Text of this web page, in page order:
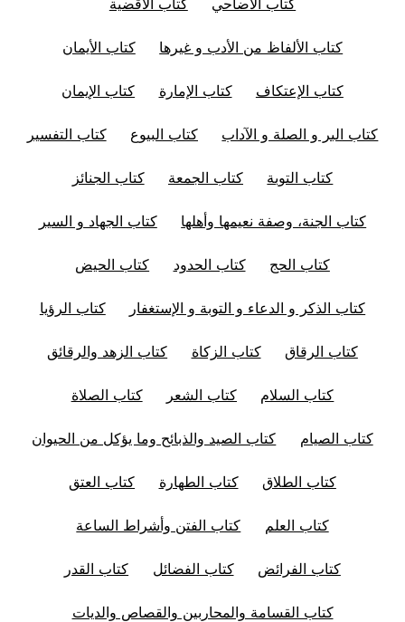
كتاب الألفاظ من الأدب و غيرها كتاب الأيمان
كتاب الإعتكاف كتاب الإمارة كتاب الإيمان
كتاب البر و الصلة و الآداب كتاب البيوع كتاب التفسير
كتاب التوبة كتاب الجمعة كتاب الجنائز
كتاب الجنة، وصفة نعيمها وأهلها كتاب الجهاد و السير
كتاب الحج كتاب الحدود كتاب الحيض
كتاب الذكر و الدعاء و التوبة و الإستغفار كتاب الرؤيا
كتاب الرقاق كتاب الزكاة كتاب الزهد والرقائق
كتاب السلام كتاب الشعر كتاب الصلاة
كتاب الصيام كتاب الصيد والذبائح وما يؤكل من الحيوان
كتاب الطلاق كتاب الطهارة كتاب العتق
كتاب العلم كتاب الفتن وأشراط الساعة
كتاب الفرائض كتاب الفضائل كتاب القدر
كتاب القسامة والمحاربين والقصاص والديات